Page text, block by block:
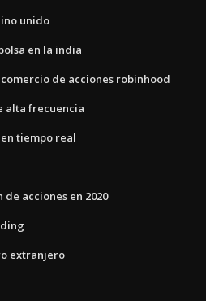
unido
en la india
de acciones robinhood
alta frecuencia
tiempo real
acciones en 2020
extranjero